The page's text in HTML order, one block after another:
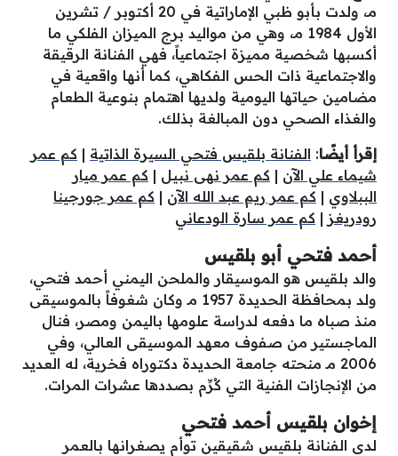
مـ، ولدت بأبو ظبي الإماراتية في 20 أكتوبر / تشرين
الأول 1984 مـ، وهي من مواليد برج الميزان الفلكي ما
أكسبها شخصية مميزة اجتماعياً، فهي الفنانة الرقيقة
والاجتماعية ذات الحس الفكاهي، كما أنها واقعية في
مضامين حياتها اليومية ولديها اهتمام بنوعية الطعام
والغذاء الصحي دون المبالغة بذلك.
إقرأ أيضًا: الفنانة بلقيس فتحي السيرة الذاتية | كم عمر
شيماء علي الآن | كم عمر نهى نبيل | كم عمر ميار
الببلاوي | كم عمر ريم عبد الله الآن | كم عمر جورجينا
رودريغز | كم عمر سارة الودعاني
أحمد فتحي أبو بلقيس
والد بلقيس هو الموسيقار والملحن اليمني أحمد فتحي،
ولد بمحافظة الحديدة 1957 مـ وكان شغوفاً بالموسيقى
منذ صباه ما دفعه لدراسة علومها باليمن ومصر، فنال
الماجستير من صفوف معهد الموسيقى العالي، وفي
2006 مـ منحته جامعة الحديدة دكتوراه فخرية، له العديد
من الإنجازات الفنية التي كُرِّم بصددها عشرات المرات.
إخوان بلقيس أحمد فتحي
لدى الفنانة بلقيس شقيقين توأم يصغرانها بالعمر